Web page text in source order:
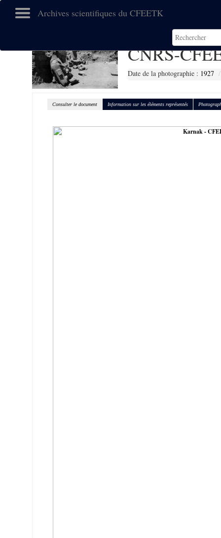
Archives scientifiques du CFEETK
CNRS-
Date de la photographie : 1927
Consulter le document Information sur les éléments représentés